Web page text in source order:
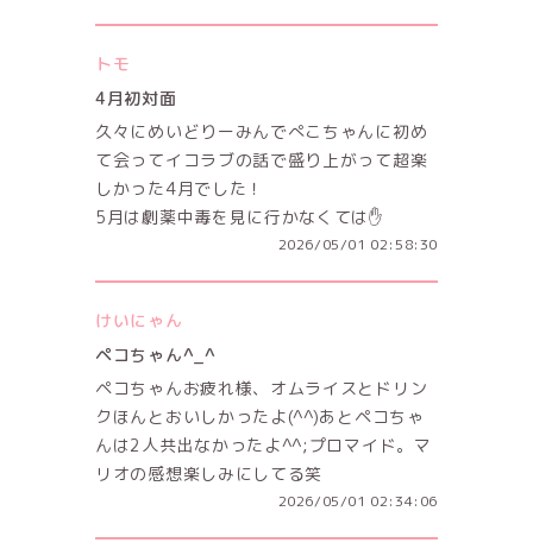
トモ
4月初対面
久々にめいどりーみんでぺこちゃんに初め
て会ってイコラブの話で盛り上がって超楽
しかった4月でした！
5月は劇薬中毒を見に行かなくては✋
2026/05/01 02:58:30
けいにゃん
ペコちゃん^_^
ペコちゃんお疲れ様、オムライスとドリン
クほんとおいしかったよ(^^)あとペコちゃ
んは2人共出なかったよ^^;プロマイド。マ
リオの感想楽しみにしてる笑
2026/05/01 02:34:06